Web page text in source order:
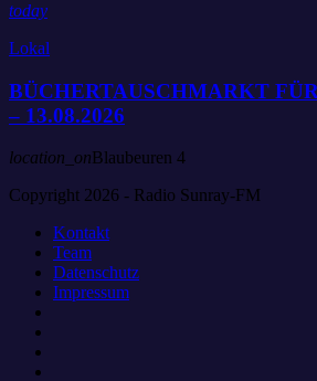
today
Lokal
BÜCHERTAUSCHMARKT
– 13.08.2026
location_onBlaubeuren 4
Copyright 2026 - Radio Sunray-FM
Kontakt
Team
Datenschutz
Impressum